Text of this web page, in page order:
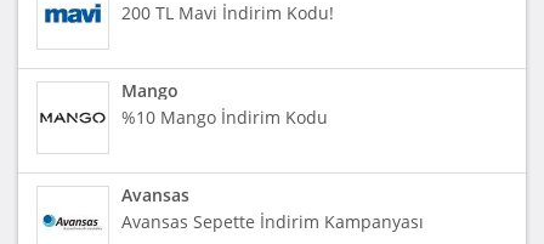
200 TL Mavi İndirim Kodu!
Mango
%10 Mango İndirim Kodu
Avansas
Avansas Sepette İndirim Kampanyası